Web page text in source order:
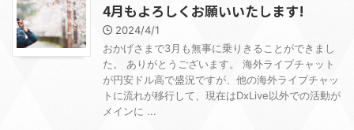
4月もよろしくお願いいたします!
2024/4/1
おかげさまで3月も無事に乗りきることができまし
た。 ありがとうございます。 海外ライブチャット
が円安ドル高で盛況ですが、他の海外ライブチャッ
トに流れが移行して、現在はDxLive以外での活動が
メインに ...